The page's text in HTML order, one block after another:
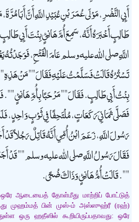
أَبِي النَّضْرِ، مَوْلَى عُمَرَ بْنِ عُبَيْدِ اللَّهِ أَنَّ أَبَا
طَالِبٍ أَخْبَرَهُ أَنَّهُ، سَمِعَ أُمَّ هَانِئٍ بِنْتَ أَبِي
اللَّهِ صلى الله عليه وسلم عَامَ الْفَتْحِ،
تَسْتُرُهُ قَالَتْ فَسَلَّمْتُ عَلَيْهِ فَقَالَ "" مَنْ هَذِهِ
بِنْتُ أَبِي طَالِبٍ. فَقَالَ "" مَرْحَبًا بِأُمِّ هَانِئٍ
فَصَلَّى ثَمَانِيَ رَكَعَاتٍ، مُلْتَحِفًا فِي ثَوْبٍ وَاحِدٍ،
رَسُولَ اللَّهِ، زَعَمَ ابْنُ أُمِّي أَنَّهُ قَاتِلٌ رَجُلاً قَدْ
فَقَالَ رَسُولُ اللَّهِ صلى الله عليه وسلم "" قَدْ
"". قَالَتْ أُمُّ هَانِئٍ وَذَاكَ ضُحًى.
ஆடையைத் தோள்மீது மாற்றிப் போட்டுத்
முஹம்மத் பின் முஸ்-ம் அஸ்ஸுஹ்ரீ (ரஹ்)
ஒரு ஹதீஸில் கூறியிருப்பதாவது: ஒரே